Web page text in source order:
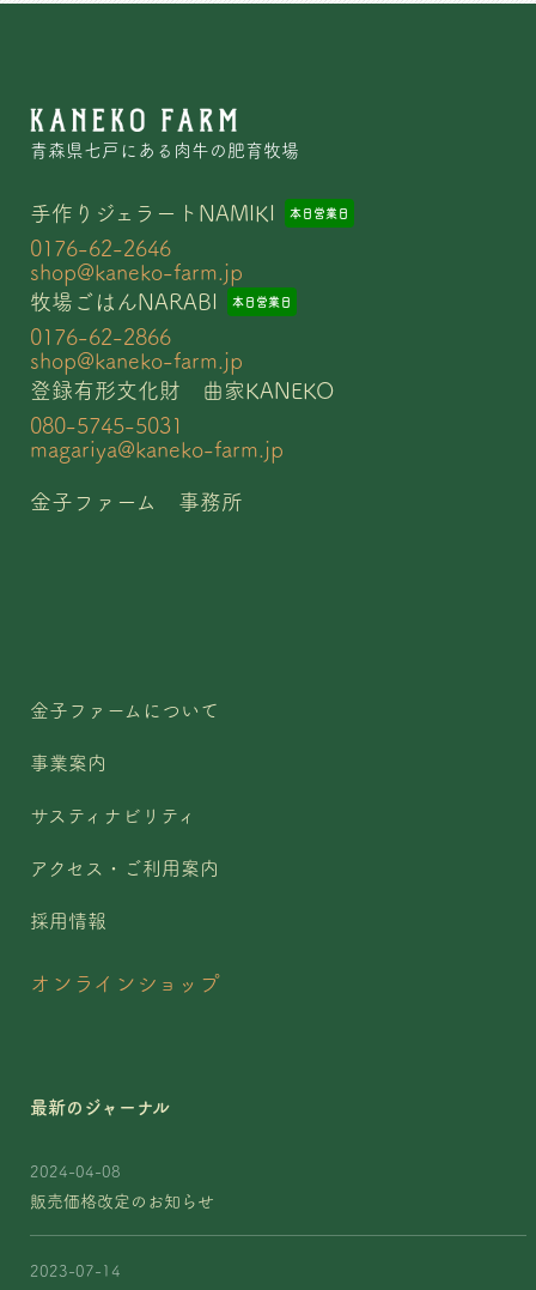
青森県七戸にある肉牛の肥育牧場
手作りジェラートNAMIKI 本日 営業日
0176-62-2646
shop@kaneko-farm.jp
牧場ごはんNARABI
本日 営業日
0176-62-2866
shop@kaneko-farm.jp
登録有形文化財 曲家KANEKO
080-5745-5031
magariya@kaneko-farm.jp
金子ファーム 事務所
金子ファームについて
事業案内
サスティナビリティ
アクセス・ご利用案内
採用情報
オンラインショップ
最新のジャーナル
2024-04-08
販売価格改定のお知らせ
2023-07-14